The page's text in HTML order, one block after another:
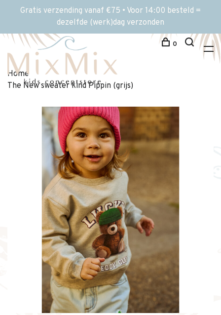
Gratis verzending vanaf €75 • Voor 14:00 besteld =
dezelfde (werk)dag verzonden
0
Home
The New sweater kind Pippin (grijs)